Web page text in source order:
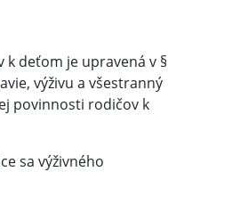
deťom je upravená v §
výživu a všestranný
povinnosti rodičov k
sa výživného